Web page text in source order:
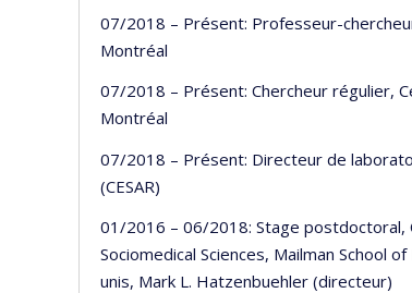
07/2018 – Présent: Professeur-
Montréal
07/2018 – Présent: Chercheur régulier,
Montréal
07/2018 – Présent: Directeur de
(CESAR)
01/2016 – 06/2018: Stage postdoctoral,
Sociomedical Sciences, Mailman School
unis, Mark L. Hatzenbuehler